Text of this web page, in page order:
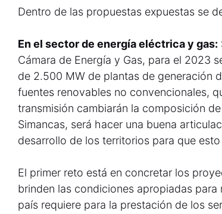
Dentro de las propuestas expuestas se
En el sector de energía eléctrica y gas:
Cámara de Energía y Gas, para el 2023
de 2.500 MW de plantas de generación
fuentes renovables no convencionales,
transmisión cambiarán la composición
Simancas, será hacer una buena
desarrollo de los territorios para que
El primer reto está en concretar los
brinden las condiciones apropiadas para
país requiere para la prestación de los